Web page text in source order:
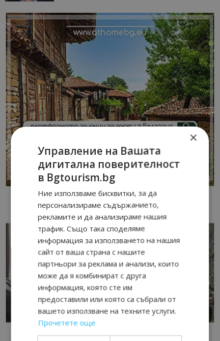
×
Управление на Вашата
дигитална поверителност
в Bgtourism.bg
Ние използваме бисквитки, за да
персонализираме съдържанието,
рекламите и да анализираме нашия
трафик. Също така споделяме
информация за използването на нашия
сайт от ваша страна с нашите
партньори за реклама и анализи, които
може да я комбинират с друга
информация, която сте им
предоставили или която са събрали от
вашето използване на техните услуги.
Прочетете още